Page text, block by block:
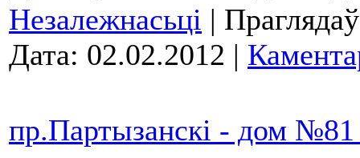
Незалежнасьці |
Дата: 02.02.2012 |
пр.Партызанскі - дом